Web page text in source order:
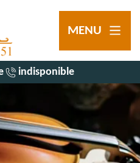
MENU
indisponible